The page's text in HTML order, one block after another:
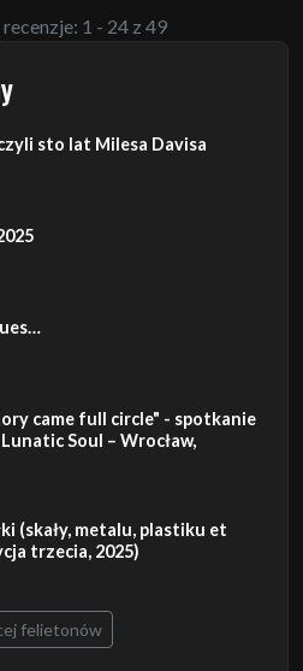
1 - 24 z 49
sto lat Milesa Davisa
came full circle" - spotkanie
Soul – Wrocław,
(skały, metalu, plastiku et
trzecia, 2025)
felietonów